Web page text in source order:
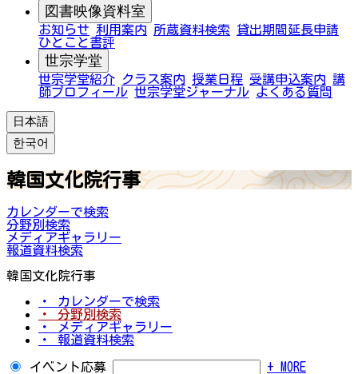
図書映像資料室
お知らせ 利用案内 所蔵資料検索
貸出期間延長申請
ひとこと書評
世宗学堂
世宗学堂紹介 クラス案内 授業日程 受講申込案内 講
師プロフィール 世宗学堂ジャーナル よくある質問
日本語
한국어
韓国文化院行事
カレンダーで検索
分野別検索
メディアギャラリー
報道資料検索
韓国文化院行事
・ カレンダーで検索
・ 分野別検索
・ メディアギャラリー
・ 報道資料検索
イベント応募 + MORE